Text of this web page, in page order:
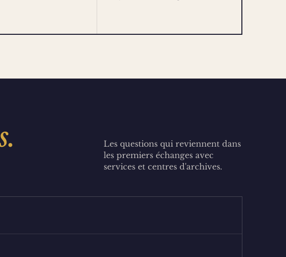
Les questions qui reviennent dans
les premiers échanges avec
services et centres d'archives.